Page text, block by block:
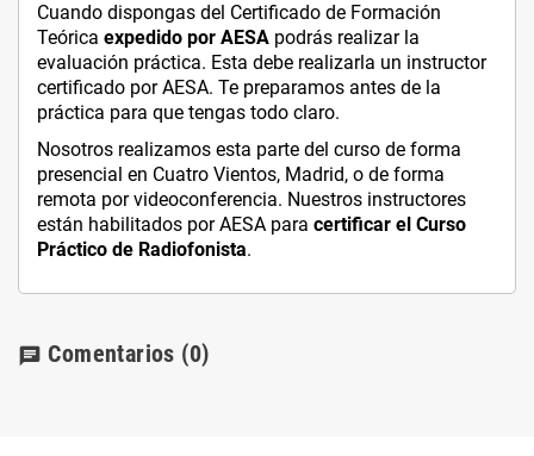
Cuando dispongas del Certificado de Formación
Teórica expedido por AESA podrás realizar la
evaluación práctica. Esta debe realizarla un instructor
certificado por AESA. Te preparamos antes de la
práctica para que tengas todo claro.
Nosotros realizamos esta parte del curso de forma
presencial en Cuatro Vientos, Madrid, o de forma
remota por videoconferencia. Nuestros instructores
están habilitados por AESA para certificar el Curso
Práctico de Radiofonista.
chat Comentarios (0)